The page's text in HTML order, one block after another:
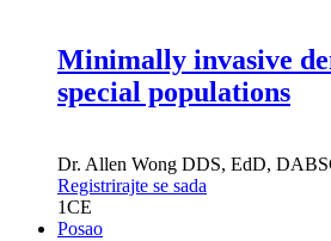
Minimally invasive
special populations
Dr. Allen Wong DDS, EdD,
Registrirajte se sada
1CE
Posao